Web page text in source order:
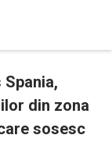
din zona
sosesc